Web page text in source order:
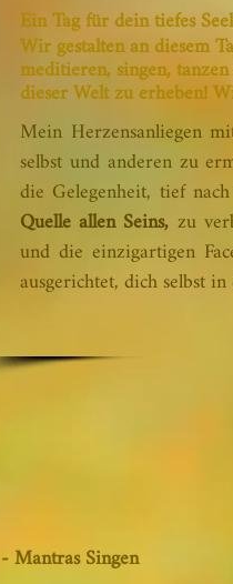
Ein Tag für dein tiefes
Wir gestalten an diesem
meditieren, singen,
dieser Welt zu erheben!
Mein Herzensanliegen
selbst und anderen zu
die Gelegenheit, tief
Quelle allen Seins, zu
und die einzigartigen
ausgerichtet, dich selbst
- Mantras Singen